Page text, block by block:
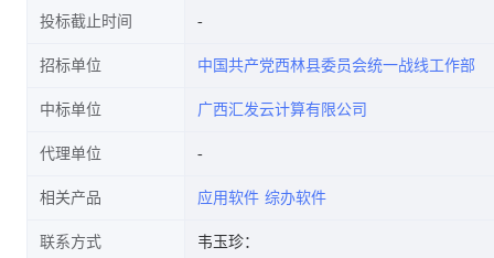
投标截止时间
招标单位 中国共产党西林县委员会统一战线工作部
中标单位 广西汇发云计算有限公司
代理单位
相关产品 应用软件 综办软件
联系方式 韦玉珍：